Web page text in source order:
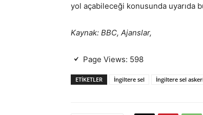
yol açabileceği konusunda uyarıda
Kaynak: BBC, Ajanslar,
Page Views: 598
ETIKETLER İngiltere sel İngiltere sel